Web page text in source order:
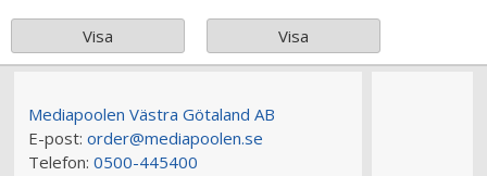
Visa Visa
Mediapoolen Västra Götaland AB
E-post: order@mediapoolen.se
Telefon: 0500-445400